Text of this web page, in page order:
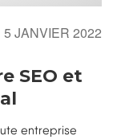
5 JANVIER 2022
SEO et
entreprise